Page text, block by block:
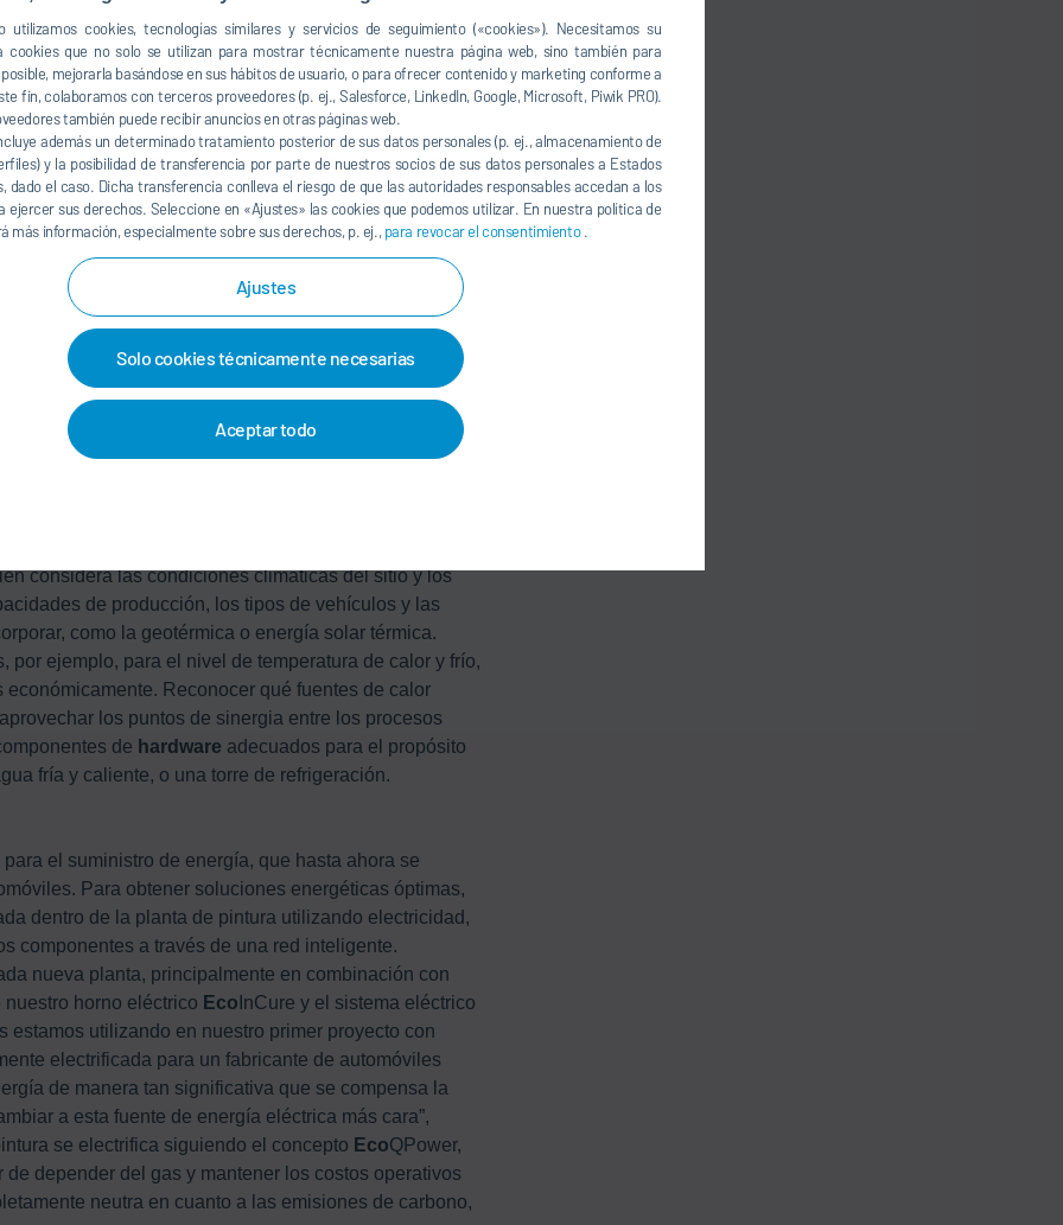
utilizamos cookies, tecnologías similares y servicios de seguimiento («cookies»). Necesitamos su
cookies que no solo se utilizan para mostrar técnicamente nuestra página web, sino también para
mejorarla basándose en sus hábitos de usuario, o para ofrecer contenido y marketing conforme a
fin, colaboramos con terceros proveedores (p. ej., Salesforce, LinkedIn, Google, Microsoft, Piwik PRO).
también puede recibir anuncios en otras páginas web.
además un determinado tratamiento posterior de sus datos personales (p. ej., almacenamiento de
y la posibilidad de transferencia por parte de nuestros socios de sus datos personales a Estados
dado el caso. Dicha transferencia conlleva el riesgo de que las autoridades responsables accedan a los
ejercer sus derechos. Seleccione en «Ajustes» las cookies que podemos utilizar. En nuestra política de
más información, especialmente sobre sus derechos, p. ej.,para revocar el consentimiento.
Ajustes
Solo cookies técnicamente necesarias
Aceptar todo
factor decisivo y requiere un alto nivel de
a través del cual el cuerpo absorbe información
en sentido figurado, las redes en la planta de
flujos de calefacción y refrigeración de un área de
suministrar energía de forma individual a cada área de
o la zona de pretratamiento, a menudo desperdiciando
cantidad exacta de energía que necesita.
en el que se debe aportar calor es relevante
un nivel para todos los procesos que estaba
del horno de 80°C. Sin embargo, el agua a alta
el funcionamiento de los sistemas de ventilación que
es exactamente donde entra en juegoEcoQPower.
energía, sino también el nivel de temperatura que
de calor residual que antes no se usaban. Para ello,
requisitos de calefacción y refrigeración en forma de un
considera las condiciones climáticas del sitio y los
de producción, los tipos de vehículos y las
como la geotérmica o energía solar térmica.
por ejemplo, para el nivel de temperatura de calor y frío,
Reconocer qué fuentes de calor
los puntos de sinergia entre los procesos
de hardware adecuados para el propósito
fría y caliente, o una torre de refrigeración.
el suministro de energía, que hasta ahora se
Para obtener soluciones energéticas óptimas,
dentro de la planta de pintura utilizando electricidad,
componentes a través de una red inteligente.
nueva planta, principalmente en combinación con
horno eléctrico Eco InCure y el sistema eléctrico
estamos utilizando en nuestro primer proyecto con
electrificada para un fabricante de automóviles
de manera tan significativa que se compensa la
a esta fuente de energía eléctrica más cara”,
se electrifica siguiendo el concepto EcoQPower,
depender del gas y mantener los costos operativos
neutra en cuanto a las emisiones de carbono,